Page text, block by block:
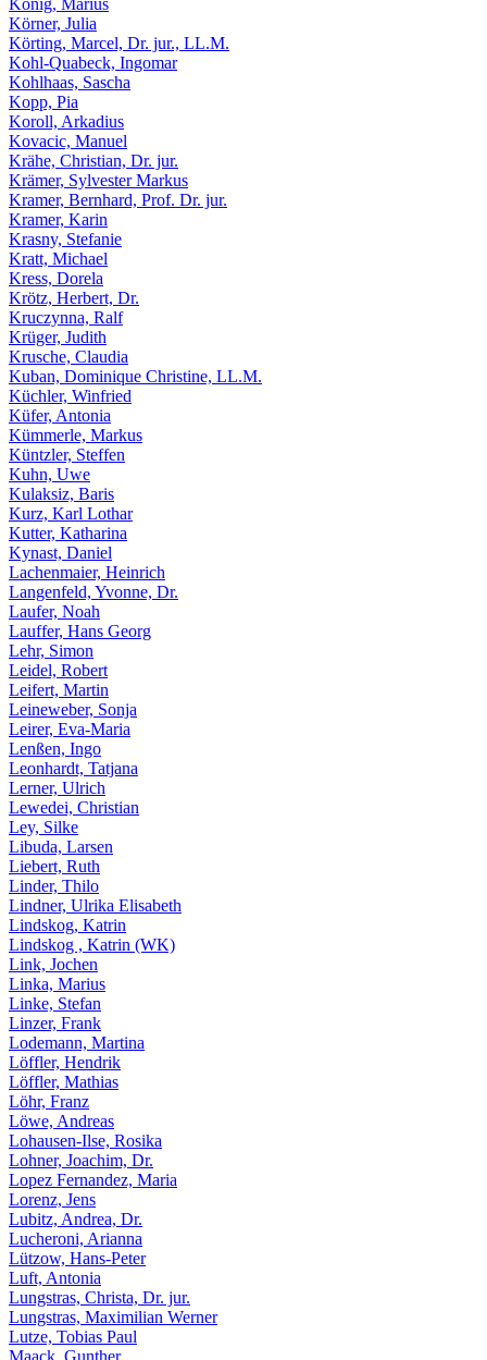
Körner, Julia
Körting, Marcel, Dr. jur., LL.M.
Kohl-Quabeck, Ingomar
Kohlhaas, Sascha
Kopp, Pia
Koroll, Arkadius
Kovacic, Manuel
Krähe, Christian, Dr. jur.
Krämer, Sylvester Markus
Kramer, Bernhard, Prof. Dr. jur.
Kramer, Karin
Krasny, Stefanie
Kratt, Michael
Kress, Dorela
Krötz, Herbert, Dr.
Kruczynna, Ralf
Krüger, Judith
Krusche, Claudia
Kuban, Dominique Christine, LL.M.
Küchler, Winfried
Küfer, Antonia
Kümmerle, Markus
Küntzler, Steffen
Kuhn, Uwe
Kulaksiz, Baris
Kurz, Karl Lothar
Kutter, Katharina
Kynast, Daniel
Lachenmaier, Heinrich
Langenfeld, Yvonne, Dr.
Laufer, Noah
Lauffer, Hans Georg
Lehr, Simon
Leidel, Robert
Leifert, Martin
Leineweber, Sonja
Leirer, Eva-Maria
Lenßen, Ingo
Leonhardt, Tatjana
Lerner, Ulrich
Lewedei, Christian
Ley, Silke
Libuda, Larsen
Liebert, Ruth
Linder, Thilo
Lindner, Ulrika Elisabeth
Lindskog, Katrin
Lindskog , Katrin (WK)
Link, Jochen
Linka, Marius
Linke, Stefan
Linzer, Frank
Lodemann, Martina
Löffler, Hendrik
Löffler, Mathias
Löhr, Franz
Löwe, Andreas
Lohausen-Ilse, Rosika
Lohner, Joachim, Dr.
Lopez Fernandez, Maria
Lorenz, Jens
Lubitz, Andrea, Dr.
Lucheroni, Arianna
Lützow, Hans-Peter
Luft, Antonia
Lungstras, Christa, Dr. jur.
Lungstras, Maximilian Werner
Lutze, Tobias Paul
Maack, Gunther